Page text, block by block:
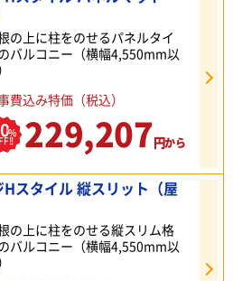
の上に柱をのせるパネルタイ
バルコニー（横幅4,550mm以
費込み特価（税込）
% 229,207円から
スタイル 縦スリット（屋
の上に柱をのせる縦スリム格
バルコニー（横幅4,550mm以